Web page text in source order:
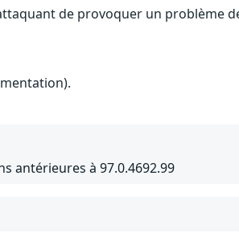
de provoquer un problème
antérieures à 97.0.4692.99